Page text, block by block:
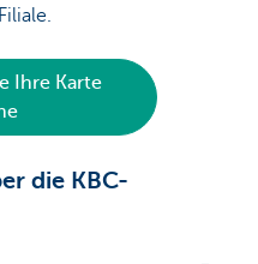
Ihre Karte
die KBC-